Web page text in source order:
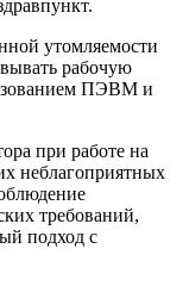
утомляемости
рабочую
ПЭВМ и
при работе на
неблагоприятных
требований,
подход с